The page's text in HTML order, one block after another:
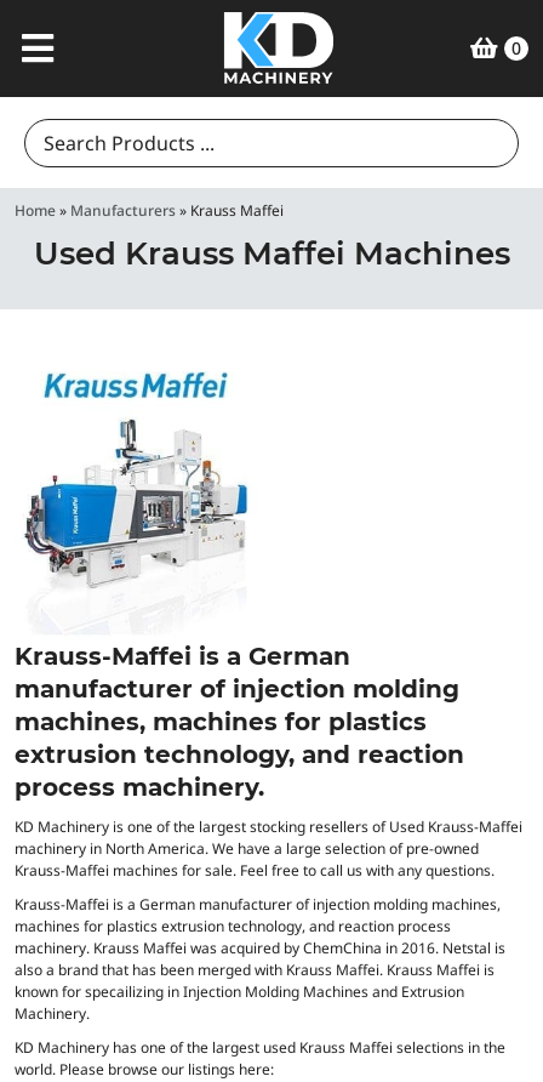
0
Search
for:
Home» Manufacturers» Krauss Maffei
Used Krauss Maffei Machines
Krauss-Maffei is a German
manufacturer of injection molding
machines, machines for plastics
extrusion technology, and reaction
process machinery.
KD Machinery is one of the largest stocking resellers of Used Krauss-Maffei
machinery in North America. We have a large selection of pre-owned
Krauss-Maffei machines for sale. Feel free to call us with any questions.
Krauss-Maffei is a German manufacturer of injection molding machines,
machines for plastics extrusion technology, and reaction process
machinery. Krauss Maffei was acquired by ChemChina in 2016. Netstal is
also a brand that has been merged with Krauss Maffei. Krauss Maffei is
known for specailizing in Injection Molding Machines and Extrusion
Machinery.
KD Machinery has one of the largest used Krauss Maffei selections in the
world. Please browse our listings here: